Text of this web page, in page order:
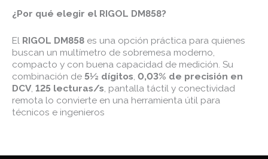
¿Por qué elegir el RIGOL DM858?
El RIGOL DM858 es una opción práctica para quienes
buscan un multímetro de sobremesa moderno,
compacto y con buena capacidad de medición. Su
combinación de 5½ dígitos 0,03% de precisión en
DCV, 125 lecturas/s , pantalla táctil y conectividad
remota lo convierte en una herramienta útil para
técnicos e ingenieros